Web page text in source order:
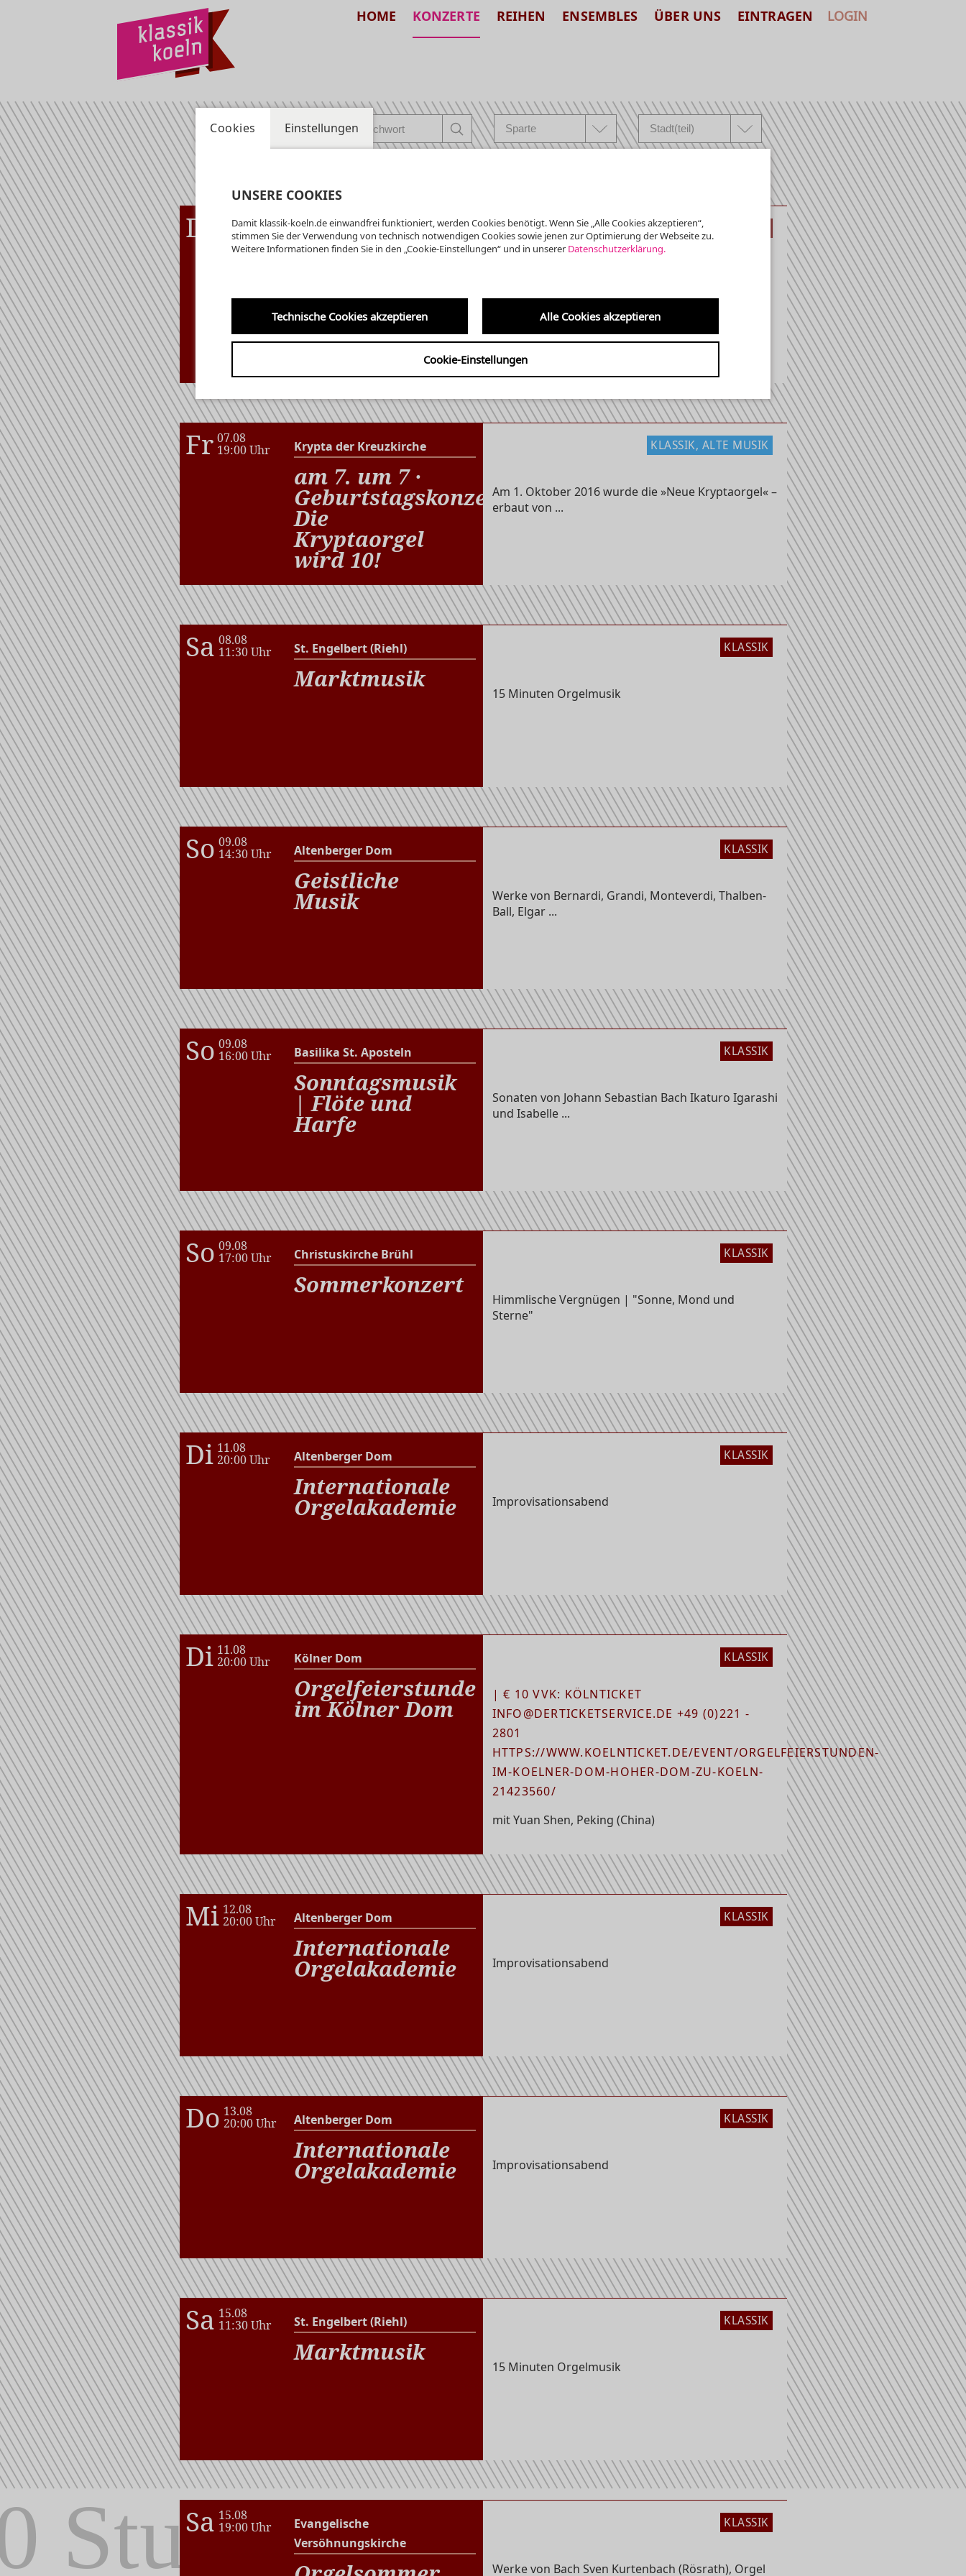
HOME KONZERTE REIHEN ENSEMBLES ÜBER UNS EINTRAGEN LOGIN
Do 06.08
20:00 Uhr Altenberger Dom
Internationales
Altenberger Dom
Werke von Bach, Mendelssohn, Liszt, Reger,
Fr 07.08
19:00 Uhr Krypta der Kreuzkirche
am 7. um 7 ·
Geburtstagskonzert:
Die
Kryptaorgel
wird 10!
KLASSIK, ALTE MUSIK
Am 1. Oktober 2016 wurde die »Neue Kryptaorgel« –
erbaut von ...
Sa 08.08
11:30 Uhr St. Engelbert (Riehl)
Marktmusik
KLASSIK
15 Minuten Orgelmusik
So 09.08
14:30 Uhr Altenberger Dom
Geistliche
Musik
KLASSIK
Werke von Bernardi, Grandi, Monteverdi, Thalben-
Ball, Elgar ...
So 09.08
16:00 Uhr Basilika St. Aposteln
Sonntagsmusik
| Flöte und
Harfe
KLASSIK
Sonaten von Johann Sebastian Bach Ikaturo Igarashi
und Isabelle ...
So 09.08
17:00 Uhr Christuskirche Brühl
Sommerkonzert
KLASSIK
Himmlische Vergnügen | "Sonne, Mond und
Sterne"
Di 11.08
20:00 Uhr Altenberger Dom
Internationale
Orgelakademie
KLASSIK
Improvisationsabend
Di 11.08
20:00 Uhr Kölner Dom
Orgelfeierstunde
im Kölner Dom
KLASSIK
| € 10 VVK: KÖLNTICKET
INFO@DERTICKETSERVICE.DE +49 (0)221 -
2801
HTTPS://WWW.KOELNTICKET.DE/EVENT/ORGELFEIERSTUNDEN-
IM-KOELNER-DOM-HOHER-DOM-ZU-KOELN-
21423560/
mit Yuan Shen, Peking (China)
Mi 12.08
20:00 Uhr Altenberger Dom
Internationale
Orgelakademie
KLASSIK
Improvisationsabend
Do 13.08
20:00 Uhr Altenberger Dom
Internationale
Orgelakademie
KLASSIK
Improvisationsabend
Sa 15.08
11:30 Uhr St. Engelbert (Riehl)
Marktmusik
KLASSIK
15 Minuten Orgelmusik
Sa 15.08
19:00 Uhr
Evangelische
Versöhnungskirche
KLASSIK
Werke von Bach Sven Kurtenbach (Rösrath), Orgel
Cookies Einstellungen
UNSERE COOKIES
Damit klassik-koeln.de einwandfrei funktioniert, werden Cookies benötigt. Wenn Sie „Alle Cookies akzeptieren“,
stimmen Sie der Verwendung von technisch notwendigen Cookies sowie jenen zur Optimierung der Webseite zu.
Weitere Informationen finden Sie in den „Cookie-Einstellungen“ und in unserer Datenschutzerklärung.
Technische Cookies akzeptieren Alle Cookies akzeptieren
Cookie-Einstellungen